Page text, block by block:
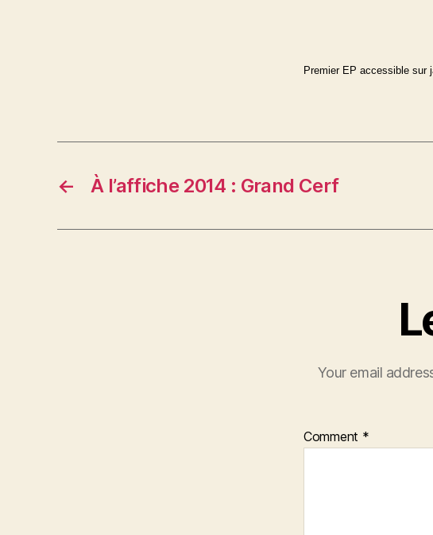
Premier EP accessible sur
← À l’affiche 2014 : Grand Cerf
Your email
Comment *